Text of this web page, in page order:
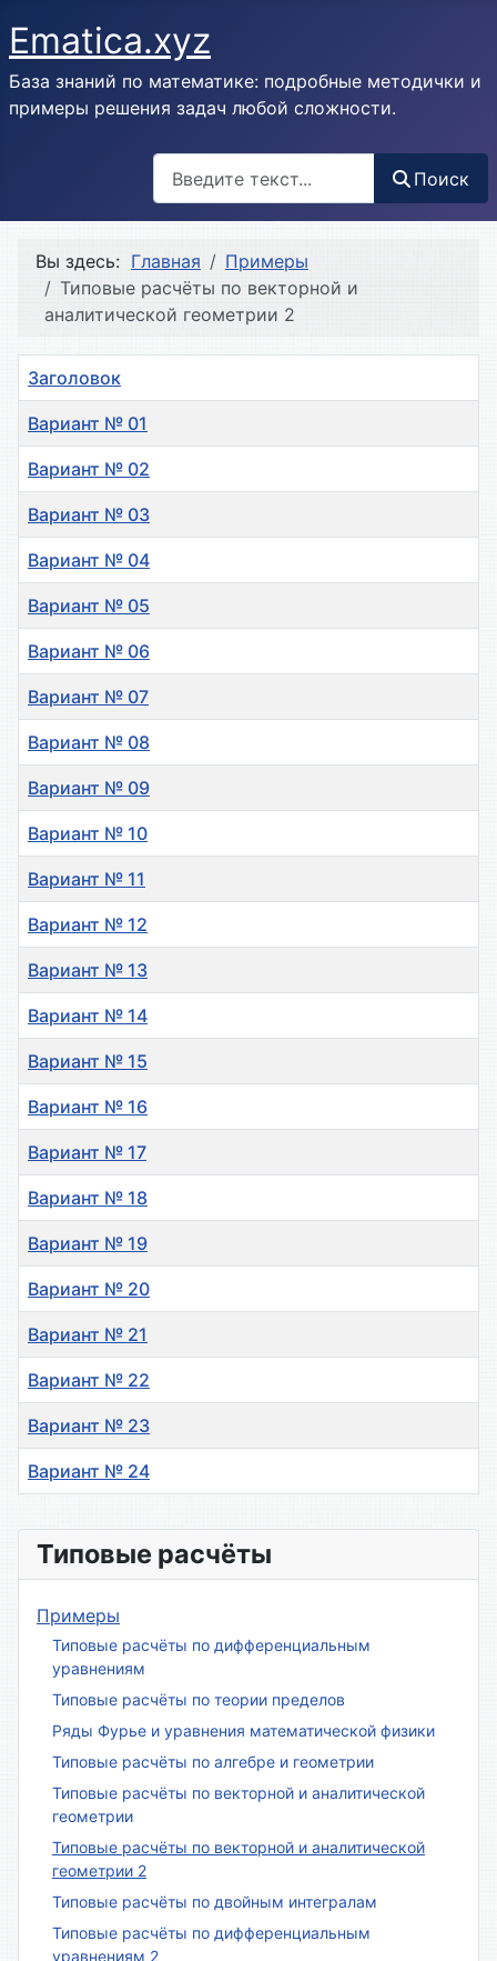
Ematica.xyz
База знаний по математике: подробные методички и
примеры решения задач любой сложности.
Поиск
Вы здесь: Главная
Примеры
Типовые расчёты по векторной и
аналитической геометрии 2
Заголовок
Вариант № 01
Вариант № 02
Вариант № 03
Вариант № 04
Вариант № 05
Вариант № 06
Вариант № 07
Вариант № 08
Вариант № 09
Вариант № 10
Вариант № 11
Вариант № 12
Вариант № 13
Вариант № 14
Вариант № 15
Вариант № 16
Вариант № 17
Вариант № 18
Вариант № 19
Вариант № 20
Вариант № 21
Вариант № 22
Вариант № 23
Вариант № 24
Типовые расчёты
Примеры
Типовые расчёты по дифференциальным
уравнениям
Типовые расчёты по теории пределов
Ряды Фурье и уравнения математической физики
Типовые расчёты по алгебре и геометрии
Типовые расчёты по векторной и аналитической
геометрии
Типовые расчёты по векторной и аналитической
геометрии 2
Типовые расчёты по двойным интегралам
Типовые расчёты по дифференциальным
уравнениям 2